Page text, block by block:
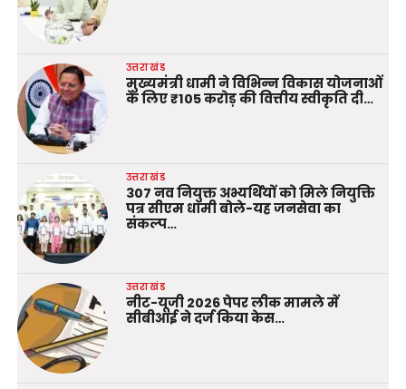
उत्तराखंड
मुख्यमंत्री धामी ने विभिन्न विकास योजनाओं
के लिए ₹105 करोड़ की वित्तीय स्वीकृति दी…
उत्तराखंड
307 नव नियुक्त अभ्यर्थियों को मिले नियुक्ति
पत्र सीएम धामी बोले-यह जनसेवा का
संकल्प…
उत्तराखंड
नीट-यूजी 2026 पेपर लीक मामले में
सीबीआई ने दर्ज किया केस…